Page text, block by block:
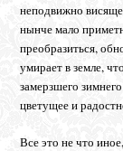
неподвижно
нынче мало
преобразиться,
умирает в земле,
замерзшего
цветущее и
Все это не что